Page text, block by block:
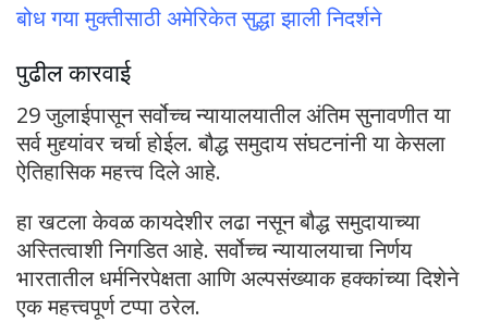
बोध गया मुक्तीसाठी अमेरिकेत सुद्धा झाली निदर्शने
पुढील कारवाई
29 जुलाईपासून सर्वोच्च न्यायालयातील अंतिम सुनावणीत या
सर्व मुद्द्यांवर चर्चा होईल. बौद्ध समुदाय संघटनांनी या केसला
ऐतिहासिक महत्त्व दिले आहे.
हा खटला केवळ कायदेशीर लढा नसून बौद्ध समुदायाच्या
अस्तित्वाशी निगडित आहे. सर्वोच्च न्यायालयाचा निर्णय
भारतातील धर्मनिरपेक्षता आणि अल्पसंख्याक हक्कांच्या दिशेने
एक महत्त्वपूर्ण टप्पा ठरेल.